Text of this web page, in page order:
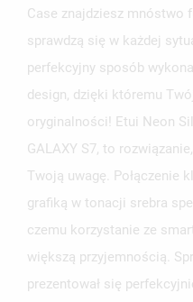
Case znajdziesz mnóstwo
sprawdzą się w każdej
perfekcyjny sposób
design, dzięki któremu
oryginalności! Etui Neon
GALAXY S7, to
Twoją uwagę. Połączenie
grafiką w tonacji srebra
czemu korzystanie ze
większą przyjemnością.
prezentował się